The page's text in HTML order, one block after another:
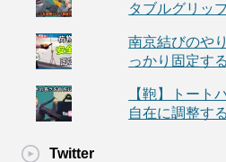
タブルグリッ
南京結びのや
っかり固定す
【鞄】トート
自在に調整す
Twitter